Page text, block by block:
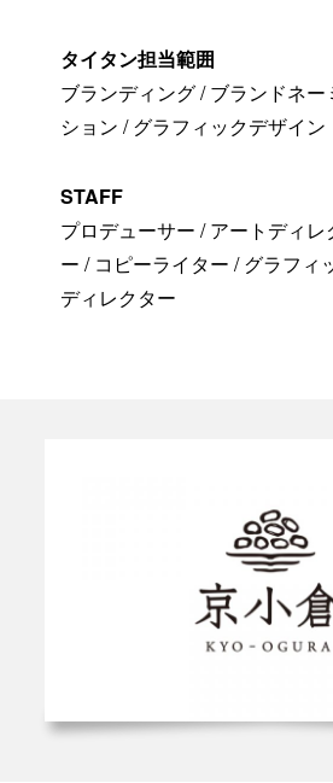
タイタン担当範囲
ブランディング / ブランドネー
ション / グラフィックデザイン
STAFF
プロデューサー / アートディ
ー / コピーライター / グラフィ
ディレクター